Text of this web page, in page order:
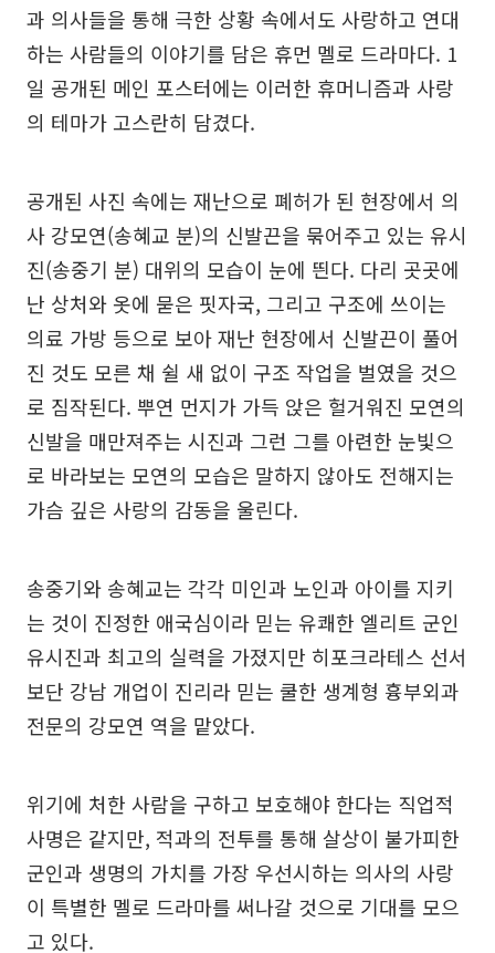
과 의사들을 통해 극한 상황 속에서도 사랑하고 연대
하는 사람들의 이야기를 담은 휴먼 멜로 드라마다. 1
일 공개된 메인 포스터에는 이러한 휴머니즘과 사랑
의 테마가 고스란히 담겼다.
공개된 사진 속에는 재난으로 폐허가 된 현장에서 의
사 강모연(송혜교 분)의 신발끈을 묶어주고 있는 유시
진(송중기 분) 대위의 모습이 눈에 띈다. 다리 곳곳에
난 상처와 옷에 묻은 핏자국, 그리고 구조에 쓰이는
의료 가방 등으로 보아 재난 현장에서 신발끈이 풀어
진 것도 모른 채 쉴 새 없이 구조 작업을 벌였을 것으
로 짐작된다. 뿌연 먼지가 가득 앉은 헐거워진 모연의
신발을 매만져주는 시진과 그런 그를 아련한 눈빛으
로 바라보는 모연의 모습은 말하지 않아도 전해지는
가슴 깊은 사랑의 감동을 울린다.
송중기와 송혜교는 각각 미인과 노인과 아이를 지키
는 것이 진정한 애국심이라 믿는 유쾌한 엘리트 군인
유시진과 최고의 실력을 가졌지만 히포크라테스 선서
보단 강남 개업이 진리라 믿는 쿨한 생계형 흉부외과
전문의 강모연 역을 맡았다.
위기에 처한 사람을 구하고 보호해야 한다는 직업적
사명은 같지만, 적과의 전투를 통해 살상이 불가피한
군인과 생명의 가치를 가장 우선시하는 의사의 사랑
이 특별한 멜로 드라마를 써나갈 것으로 기대를 모으
고 있다.